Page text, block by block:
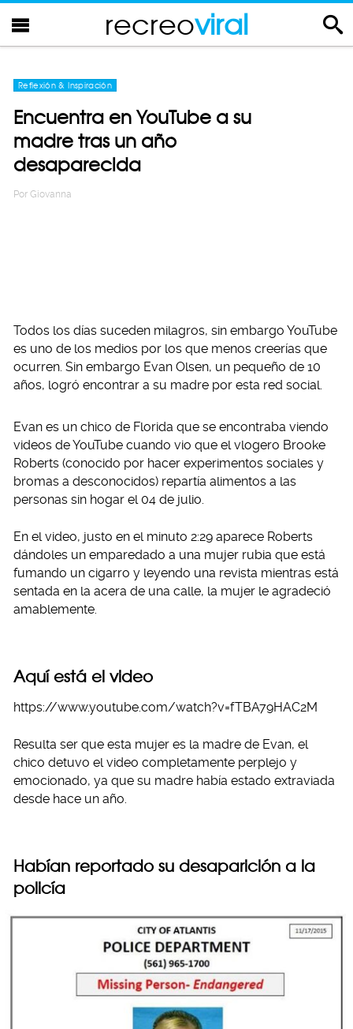
recreoviral
Reflexión & Inspiración
Encuentra en YouTube a su
madre tras un año
desaparecida
Por Giovanna
Todos los días suceden milagros, sin embargo YouTube
es uno de los medios por los que menos creerías que
ocurren. Sin embargo Evan Olsen, un pequeño de 10
años, logró encontrar a su madre por esta red social.
Evan es un chico de Florida que se encontraba viendo
videos de YouTube cuando vio que el vlogero Brooke
Roberts (conocido por hacer experimentos sociales y
bromas a desconocidos) repartía alimentos a las
personas sin hogar el 04 de julio.
En el video, justo en el minuto 2:29 aparece Roberts
dándoles un emparedado a una mujer rubia que está
fumando un cigarro y leyendo una revista mientras está
sentada en la acera de una calle, la mujer le agradeció
amablemente.
Aquí está el video
https://www.youtube.com/watch?v=fTBA79HAC2M
Resulta ser que esta mujer es la madre de Evan, el
chico detuvo el video completamente perplejo y
emocionado, ya que su madre había estado extraviada
desde hace un año.
Habían reportado su desaparición a la
policía